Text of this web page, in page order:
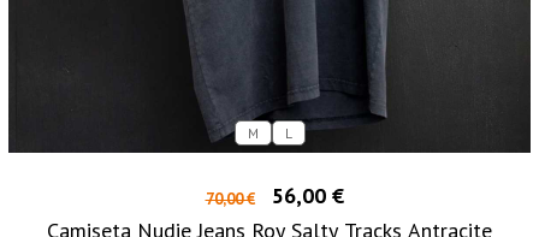
M L
70,00 €
56,00 €
Camiseta Nudie Jeans Roy Salty Tracks Antracite